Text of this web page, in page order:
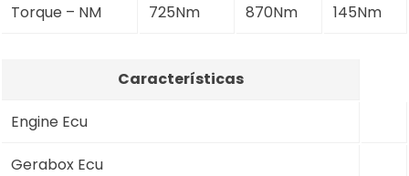
Torque – NM 725Nm 870Nm 145Nm
Características
Engine Ecu
Gerabox Ecu